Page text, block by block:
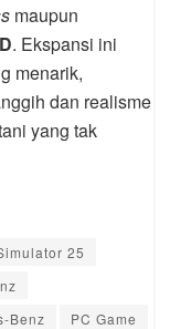
maupun
. Ekspansi ini
menarik,
dan realisme
yang tak
25
Benz
PC Game